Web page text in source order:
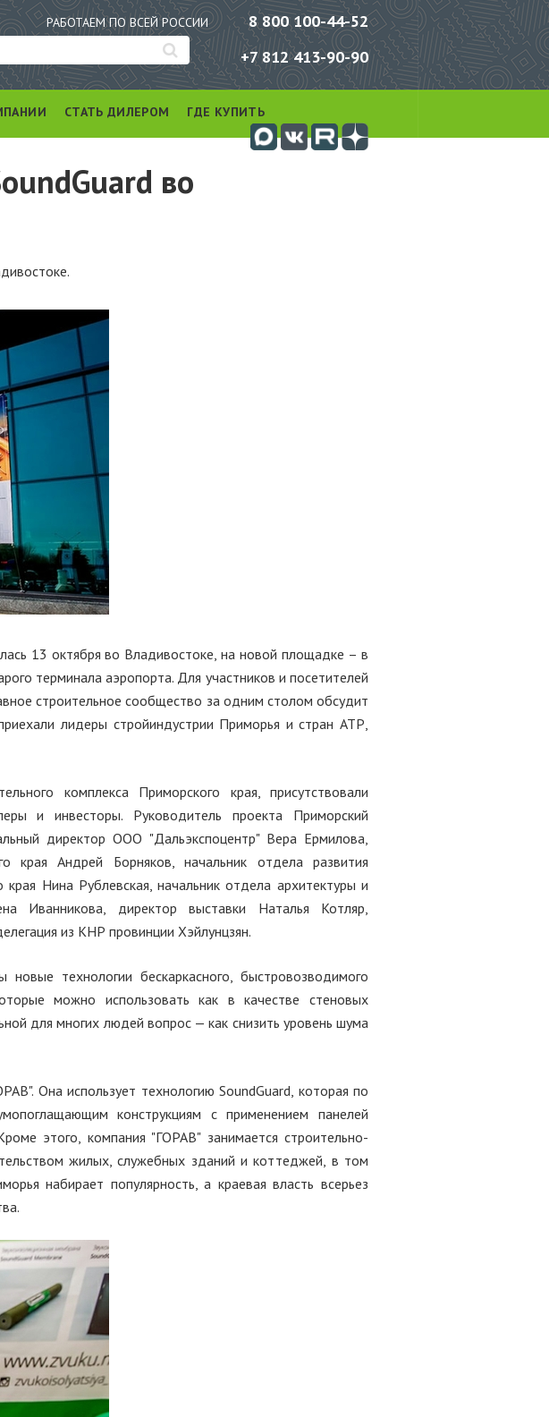
РАБОТАЕМ ПО ВСЕЙ РОССИИ
8 800 100-44-52
+7 812 413-90-90
СТАТЬ ДИЛЕРОМ ГДЕ КУПИТЬ
во
13 октября во Владивостоке, на новой площадке – в
терминала аэропорта. Для участников и посетителей
строительное сообщество за одним столом обсудит
лидеры стройиндустрии Приморья и стран АТР,
комплекса Приморского края, присутствовали
и инвесторы. Руководитель проекта Приморский
директор ООО "Дальэкспоцентр" Вера Ермилова,
края Андрей Борняков, начальник отдела развития
Нина Рублевская, начальник отдела архитектуры и
Иванникова, директор выставки Наталья Котляр,
из КНР провинции Хэйлунцзян.
технологии бескаркасного, быстровозводимого
можно использовать как в качестве стеновых
для многих людей вопрос — как снизить уровень шума
Она использует технологию SoundGuard, которая по
конструкциям с применением панелей
этого, компания "ГОРАВ" занимается строительно-
жилых, служебных зданий и коттеджей, в том
набирает популярность, а краевая власть всерьез